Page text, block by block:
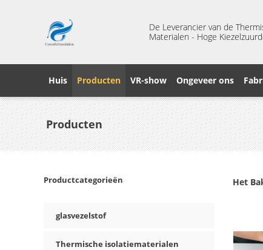
De Leverancier van de
Materialen - Hoge
Huis Producten VR-show Ongeveer ons
Producten
Productcategorieën
glasvezelstof
Thermische isolatiematerialen
Het